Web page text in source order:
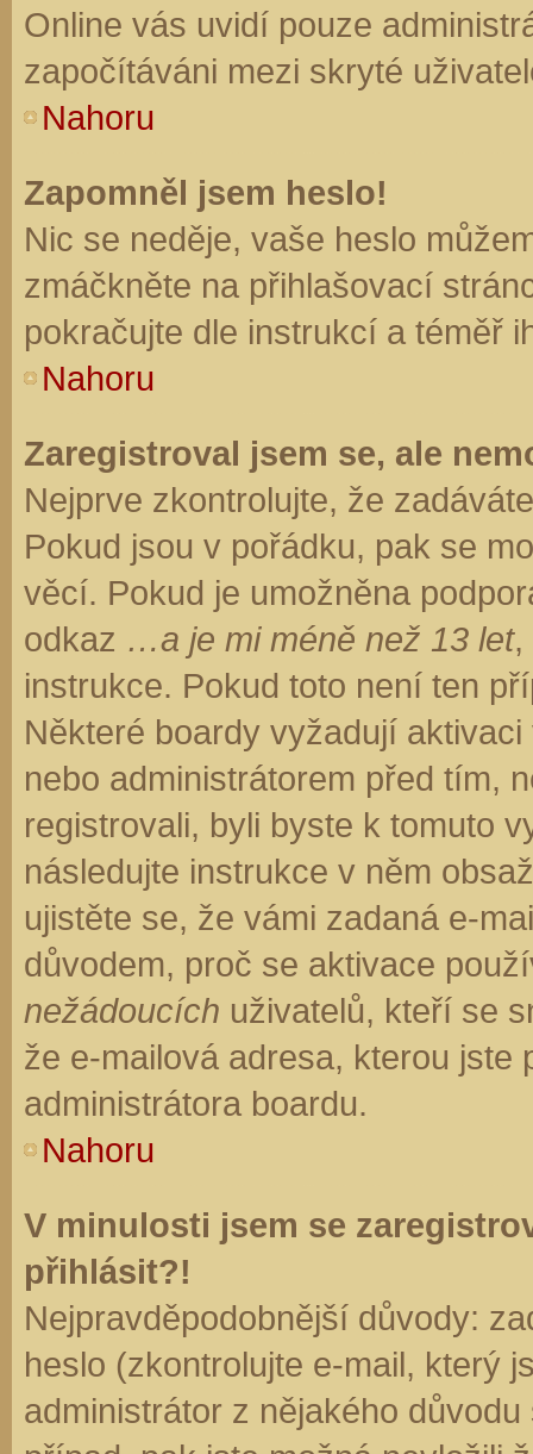
Online vás uvidí pouze
započítáváni mezi skryté
Nahoru
Zapomněl jsem heslo!
Nic se neděje, vaše heslo
zmáčkněte na přihlašovací
pokračujte dle instrukcí a téměř
Nahoru
Zaregistroval jsem se, ale
Nejprve zkontrolujte, že
Pokud jsou v pořádku, pak se
věcí. Pokud je umožněna
odkaz …a je mi méně než 13 let,
instrukce. Pokud toto není ten
Některé boardy vyžadují
nebo administrátorem před tím,
registrovali, byli byste k tomuto
následujte instrukce v něm
ujistěte se, že vámi zadaná e-
důvodem, proč se aktivace
nežádoucích uživatelů, kteří se
že e-mailová adresa, kterou jste
administrátora boardu.
Nahoru
V minulosti jsem se
přihlásit?!
Nejpravděpodobnější důvody:
heslo (zkontrolujte e-mail, který
administrátor z nějakého